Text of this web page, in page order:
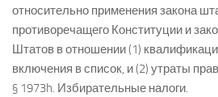
относительно применения закона
противоречащего Конституции и
Штатов в отношении (1)
включения в список, и (2) утраты
§ 1973h. Избирательные налоги.